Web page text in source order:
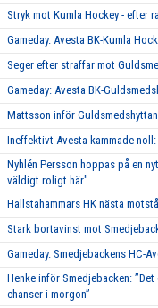
Stryk mot Kumla Hockey - efter
Gameday. Avesta BK-Kumla
Seger efter straffar mot
Gameday: Avesta BK-
Mattsson inför
Ineffektivt Avesta kammade
Nyhlén Persson hoppas på en
väldigt roligt här"
Hallstahammars HK nästa
Stark bortavinst mot
Gameday. Smedjebackens HC-
Henke inför Smedjebacken:
chanser i morgon”